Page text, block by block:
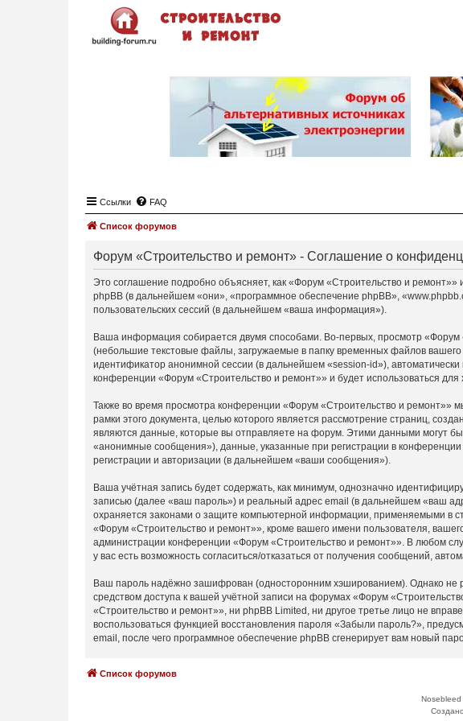
Ссылки FAQ
Список форумов
Форум «Строительство и ремонт» - Соглашение о
Это соглашение подробно объясняет, как «Форум «Строительство и
phpBB (в дальнейшем «они», «программное обеспечение phpBB»,
пользовательских сессий (в дальнейшем «ваша информация»).
Ваша информация собирается двумя способами. Во-первых, просмотр
(небольшие текстовые файлы, загружаемые в папку временных файлов
идентификатор анонимной сессии (в дальнейшем «session-id»),
конференции «Форум «Строительство и ремонт»» и будет использоваться
Также во время просмотра конференции «Форум «Строительство и ремонт»»
рамки этого документа, целью которого является рассмотрение страниц,
являются данные, которые вы отправляете на форум. Этими данными могут
«анонимные сообщения»), данные, указанные при регистрации в
регистрации и авторизации (в дальнейшем «ваши сообщения»).
Ваша учётная запись будет содержать, как минимум, однозначно
записью (далее «ваш пароль») и реальный адрес email (в дальнейшем «ваш
охраняется законами о защите компьютерной информации, применяемыми в
«Форум «Строительство и ремонт»», кроме вашего имени пользователя,
администрации конференции «Форум «Строительство и ремонт»». В любом
у вас есть возможность согласиться/отказаться от получения сообщений,
Ваш пароль надёжно зашифрован (односторонним хэшированием). Однако не
средством доступа к вашей учётной записи на форумах «Форум
«Строительство и ремонт»», ни phpBB Limited, ни другое третье лицо не
воспользоваться функцией восстановления пароля «Забыли пароль?»,
email, после чего программное обеспечение phpBB сгенерирует вам новый
Список форумов
Nosebleed